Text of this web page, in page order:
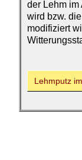
der Lehm
wird bzw.
modifiziert
Lehmputz